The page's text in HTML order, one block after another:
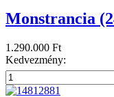
Monstrancia
1.290.000 Ft
Kedvezmény: